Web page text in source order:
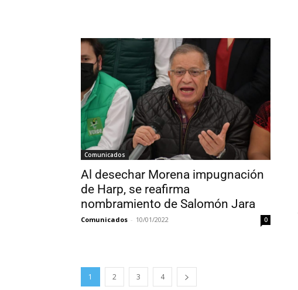
Comunicados
Al desechar Morena impugnación
de Harp, se reafirma
nombramiento de Salomón Jara
Comunicados - 10/01/2022 0
1 2 3 4